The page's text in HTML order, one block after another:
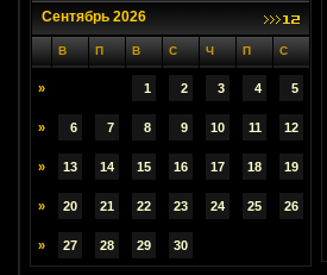
Сентябрь 2026
В П В С Ч П С
» 1 2 3 4 5
» 6 7 8 9 10 11 12
» 13 14 15 16 17 18 19
» 20 21 22 23 24 25 26
» 27 28 29 30